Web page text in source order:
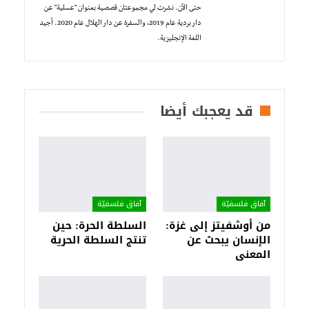
حتى الآن. نشرت لي مجموعتان قصصية بعنوان "عسلية" عن
دار بردية عام 2019، والسفرة عن دار الهلال عام 2020. أجيد
اللغة الإنجليزية.
قد يعجبك أيضا
آفاق فلسفيّة‎
من أوشفيتز إلى غزة:
الإنسان يبحث عن
المعنى
آفاق فلسفيّة‎
السلطة الحرة: حين
تنتج السلطة الحرية